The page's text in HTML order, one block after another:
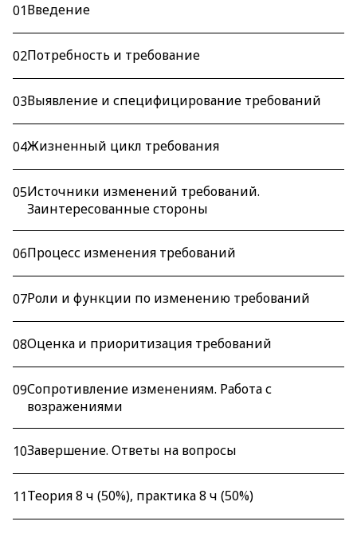
01Введение
02Потребность и требование
03Выявление и специфицирование требований
04Жизненный цикл требования
05Источники изменений требований.
Заинтересованные стороны
06Процесс изменения требований
07Роли и функции по изменению требований
08Оценка и приоритизация требований
09Сопротивление изменениям. Работа с
возражениями
10Завершение. Ответы на вопросы
11Теория 8 ч (50%), практика 8 ч (50%)